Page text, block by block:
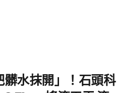
水抹開」！石頭科